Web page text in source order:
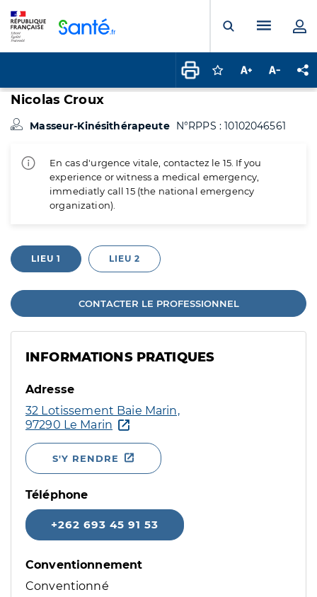
Ouvrir laMenu
Connectez-vous
Augmenter la
Nicolas Croux
Masseur-Kinésithérapeute N°RPPS : 10102046561
En cas d'urgence vitale, contactez le 15. If you
experience or witness a medical emergency,
immediatly call 15 (the national emergency
organization).
LIEU 1 LIEU 2
CONTACTER LE PROFESSIONNEL
INFORMATIONS PRATIQUES
Adresse
32 Lotissement Baie Marin,
97290 Le Marin
S'Y RENDRE
Téléphone
+262 693 45 91 53
Conventionnement
Conventionné